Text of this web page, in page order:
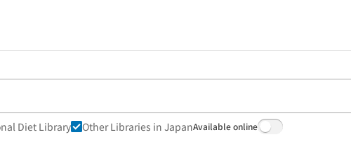
Diet Library Other Libraries in JapanAvailable online